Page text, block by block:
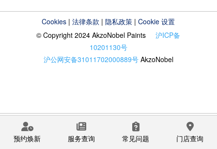
Cookies |法律条款 |隐私政策 |Cookie 设置
© Copyright 2024 AkzoNobel Paints沪ICP备
10201130号
沪公网安备31011702000889号 AkzoNobel
预约焕新 服务查询 常见问题 门店查询